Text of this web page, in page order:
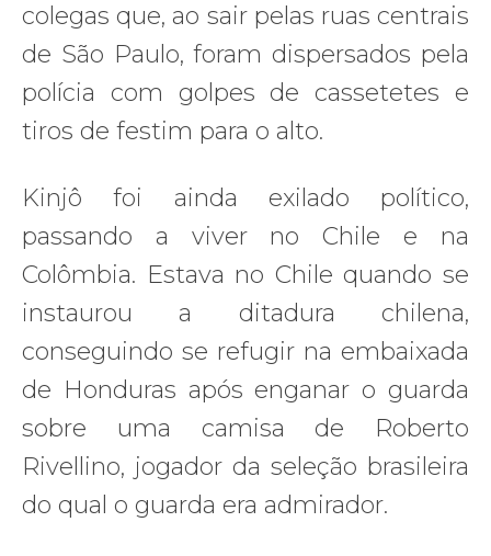
colegas que, ao sair pelas ruas centrais
de São Paulo, foram dispersados pela
polícia com golpes de cassetetes e
tiros de festim para o alto.
Kinjô foi ainda exilado político,
passando a viver no Chile e na
Colômbia. Estava no Chile quando se
instaurou a ditadura chilena,
conseguindo se refugir na embaixada
de Honduras após enganar o guarda
sobre uma camisa de Roberto
Rivellino, jogador da seleção brasileira
do qual o guarda era admirador.